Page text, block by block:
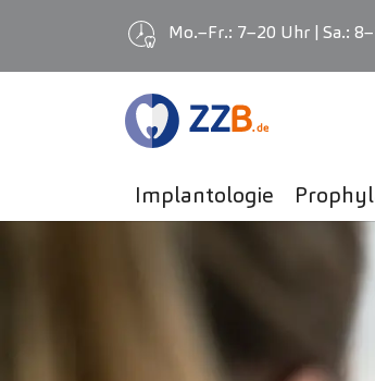
Zum Hauptinhalt springen
Mo.–Fr.: 7–20 Uhr | Sa.:
Implantologie